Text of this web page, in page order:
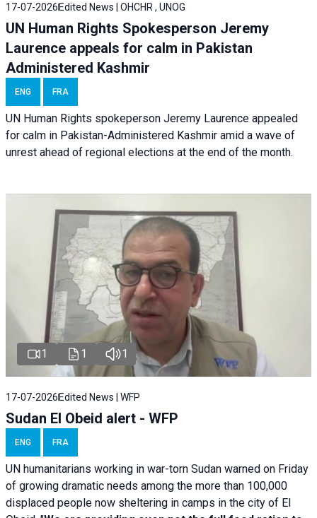
17-07-2026 Edited News | OHCHR , UNOG
UN Human Rights Spokesperson Jeremy
Laurence appeals for calm in Pakistan
Administered Kashmir
ENG FRA
UN Human Rights spokeperson Jeremy Laurence appealed
for calm in Pakistan-Administered Kashmir amid a wave of
unrest ahead of regional elections at the end of the month.
1 1 1
17-07-2026 Edited News | WFP
Sudan El Obeid alert - WFP
ENG FRA
UN humanitarians working in war-torn Sudan warned on Friday
of growing dramatic needs among the more than 100,000
displaced people now sheltering in camps in the city of El